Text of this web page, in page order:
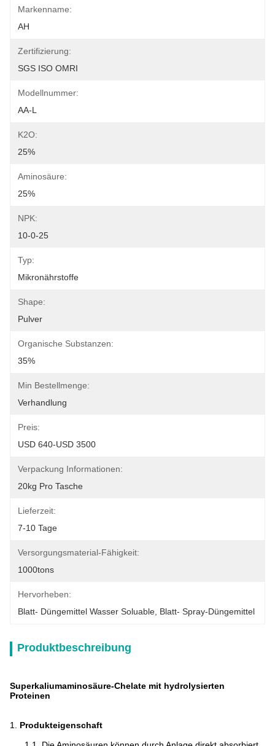
Markenname:
AH
Zertifizierung:
SGS ISO OMRI
Modellnummer:
AA-L
K2O:
25%
Aminosäure:
25%
NPK:
10-0-25
Typ:
Mikronährstoffe
Shape:
Pulver
Organische Substanzen:
35%
Min Bestellmenge:
Verhandlung
Preis:
USD 640-USD 3500
Verpackung Informationen:
20kg Pro Tasche
Lieferzeit:
7-10 Tage
Versorgungsmaterial-Fähigkeit:
1000tons
Hervorheben:
Blatt- Düngemittel Wasser Soluable Blatt- Spray-Düngemittel
Produktbeschreibung
Superkaliumaminosäure-Chelate mit hydrolysierten
Proteinen
1. Produkteigenschaft